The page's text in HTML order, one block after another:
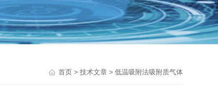
首页 > 技术文章 > 低温吸附法吸附质气体